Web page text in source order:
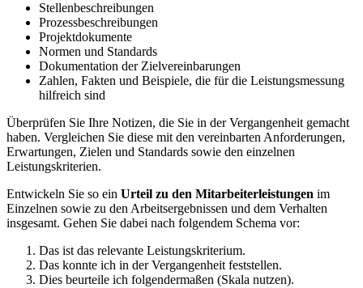
Stellenbeschreibungen
Prozessbeschreibungen
Projektdokumente
Normen und Standards
Dokumentation der Zielvereinbarungen
Zahlen, Fakten und Beispiele, die für die Leistungsmessung
hilfreich sind
Überprüfen Sie Ihre Notizen, die Sie in der Vergangenheit gemacht
haben. Vergleichen Sie diese mit den vereinbarten Anforderungen,
Erwartungen, Zielen und Standards sowie den einzelnen
Leistungskriterien.
Entwickeln Sie so ein Urteil zu den Mitarbeiterleistungen im
Einzelnen sowie zu den Arbeitsergebnissen und dem Verhalten
insgesamt. Gehen Sie dabei nach folgendem Schema vor:
Das ist das relevante Leistungskriterium.
Das konnte ich in der Vergangenheit feststellen.
Dies beurteile ich folgendermaßen (Skala nutzen).